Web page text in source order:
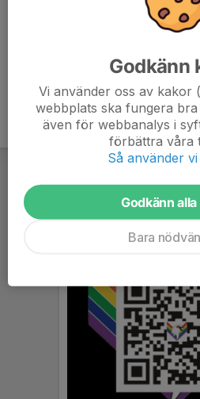
Godkänn
Vi använder oss av kakor
webbplats ska fungera
även för webbanalys i
förbättra våra
Så använder
Godkänn
Bara